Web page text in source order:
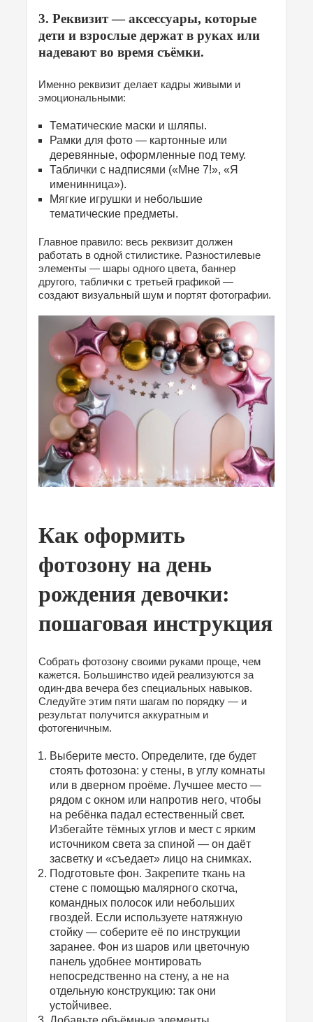
3. Реквизит — аксессуары, которые
дети и взрослые держат в руках или
надевают во время съёмки.
Именно реквизит делает кадры живыми и
эмоциональными:
Тематические маски и шляпы.
Рамки для фото — картонные или
деревянные, оформленные под тему.
Таблички с надписями («Мне 7!», «Я
именинница»).
Мягкие игрушки и небольшие
тематические предметы.
Главное правило: весь реквизит должен
работать в одной стилистике. Разностилевые
элементы — шары одного цвета, баннер
другого, таблички с третьей графикой —
создают визуальный шум и портят фотографии.
Как оформить
фотозону на день
рождения девочки:
пошаговая инструкция
Собрать фотозону своими руками проще, чем
кажется. Большинство идей реализуются за
один-два вечера без специальных навыков.
Следуйте этим пяти шагам по порядку — и
результат получится аккуратным и
фотогеничным.
Выберите место. Определите, где будет
стоять фотозона: у стены, в углу комнаты
или в дверном проёме. Лучшее место —
рядом с окном или напротив него, чтобы
на ребёнка падал естественный свет.
Избегайте тёмных углов и мест с ярким
источником света за спиной — он даёт
засветку и «съедает» лицо на снимках.
Подготовьте фон. Закрепите ткань на
стене с помощью малярного скотча,
командных полосок или небольших
гвоздей. Если используете натяжную
стойку — соберите её по инструкции
заранее. Фон из шаров или цветочную
панель удобнее монтировать
непосредственно на стену, а не на
отдельную конструкцию: так они
устойчивее.